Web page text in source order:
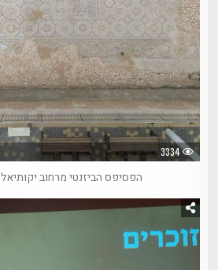
3334
הפסיפס הביזנטי מרחוב